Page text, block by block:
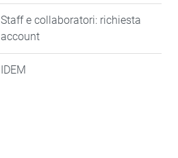
Staff e collaboratori: richiesta
account
IDEM